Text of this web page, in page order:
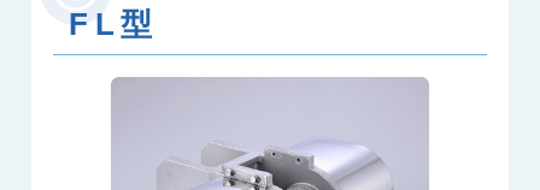
FL型